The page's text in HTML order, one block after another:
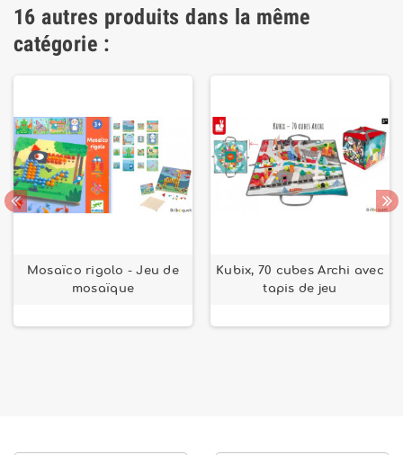
16 autres produits dans la même
catégorie :
Mosaïco rigolo - Jeu de
mosaïque
Kubix, 70 cubes Archi avec
tapis de jeu